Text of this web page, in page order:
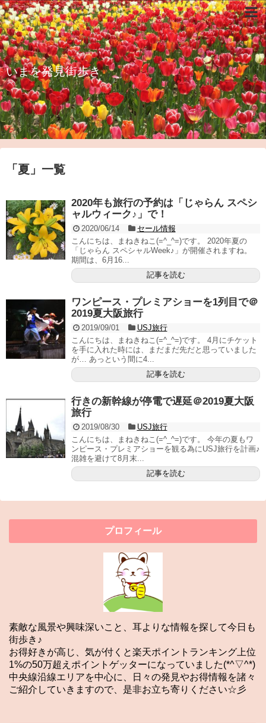
いまを発見街歩き
「 夏 」 一覧
2020年も旅行の予約は「じゃらん スペシ
ャルウィーク♪」で！
2020/06/14
セール情報
こんにちは、まねきねこ(=^_^=)です。 2020年夏の
「じゃらん スペシャルWeek♪」が開催されますね。
期間は、6月16...
記事を読む
ワンピース・プレミアショーを1列目で＠
2019夏大阪旅行
2019/09/01
USJ旅行
こんにちは、まねきねこ(=^_^=)です。 4月にチケット
を手に入れた時には、まだまだ先だと思っていました
が… あっという間に4...
記事を読む
行きの新幹線が停電で遅延＠2019夏大阪
旅行
2019/08/30
USJ旅行
こんにちは、まねきねこ(=^_^=)です。 今年の夏もワ
ンピース・プレミアショーを観る為にUSJ旅行を計画♪
混雑を避けて8月末...
記事を読む
プロフィール
素敵な風景や興味深いこと、耳よりな情報を探して今日も
街歩き♪
お得好きが高じ、気が付くと楽天ポイントランキング上位
1%の50万超えポイントゲッターになっていました(*^▽^*)
中央線沿線エリアを中心に、日々の発見やお得情報を諸々
ご紹介していきますので、是非お立ち寄りください☆彡